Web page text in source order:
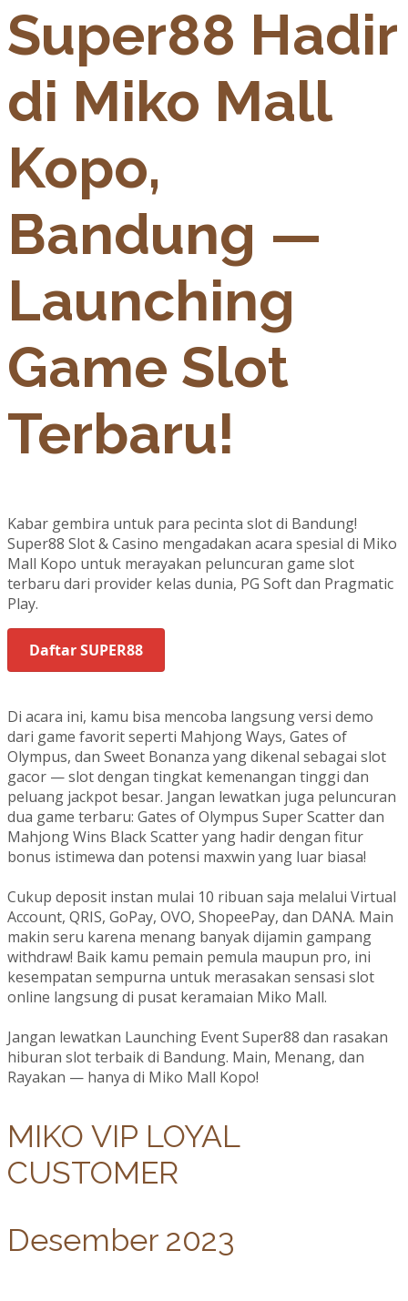
Super88 Hadir
di Miko Mall
Kopo,
Bandung —
Launching
Game Slot
Terbaru!
Kabar gembira untuk para pecinta slot di Bandung!
Super88 Slot & Casino mengadakan acara spesial di Miko
Mall Kopo untuk merayakan peluncuran game slot
terbaru dari provider kelas dunia, PG Soft dan Pragmatic
Play.
Daftar SUPER88
Di acara ini, kamu bisa mencoba langsung versi demo
dari game favorit seperti Mahjong Ways, Gates of
Olympus, dan Sweet Bonanza yang dikenal sebagai slot
gacor — slot dengan tingkat kemenangan tinggi dan
peluang jackpot besar. Jangan lewatkan juga peluncuran
dua game terbaru: Gates of Olympus Super Scatter dan
Mahjong Wins Black Scatter yang hadir dengan fitur
bonus istimewa dan potensi maxwin yang luar biasa!
Cukup deposit instan mulai 10 ribuan saja melalui Virtual
Account, QRIS, GoPay, OVO, ShopeePay, dan DANA. Main
makin seru karena menang banyak dijamin gampang
withdraw! Baik kamu pemain pemula maupun pro, ini
kesempatan sempurna untuk merasakan sensasi slot
online langsung di pusat keramaian Miko Mall.
Jangan lewatkan Launching Event Super88 dan rasakan
hiburan slot terbaik di Bandung. Main, Menang, dan
Rayakan — hanya di Miko Mall Kopo!
MIKO VIP LOYAL
CUSTOMER
Desember 2023